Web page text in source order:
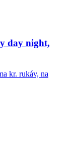
day night,
kr. rukáv, na